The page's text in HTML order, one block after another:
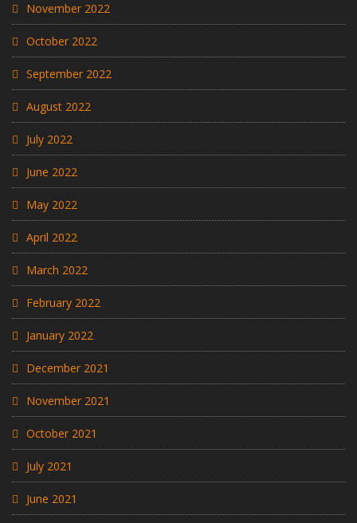
November 2022
October 2022
September 2022
August 2022
July 2022
June 2022
May 2022
April 2022
March 2022
February 2022
January 2022
December 2021
November 2021
October 2021
July 2021
June 2021